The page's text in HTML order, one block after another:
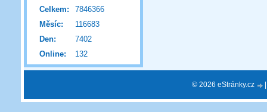
Online: 132
Celkem:
7846366
Měsíc:
116683
Den:
7402
© 2026 eStránky.cz